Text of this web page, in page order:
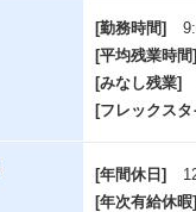
[勤務時間]
[平均残業時間]
[みなし残業]
[フレックスタ
[年間休日]
[年次有給休暇]